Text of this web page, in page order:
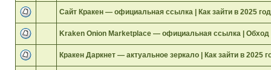
Сайт Кракен — официальная ссылка | Как зайти в 2025
Kraken Onion Marketplace — официальная ссылка | Обход
Кракен Даркнет — актуальное зеркало | Как зайти в 2025